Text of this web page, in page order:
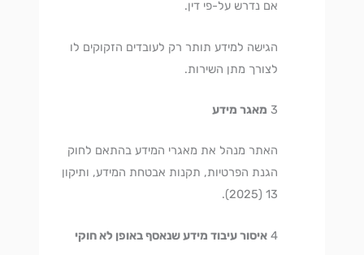
אם נדרש על-פי דין.
הגישה למידע תותר רק לעובדים הזקוקים לו
לצורך מתן השירות.
מאגר מידע
האתר מנהל את מאגרי המידע בהתאם לחוק
הגנת הפרטיות, תקנות אבטחת המידע, ותיקון
13 (2025).
איסור עיבוד מידע שנאסף באופן לא חוקי